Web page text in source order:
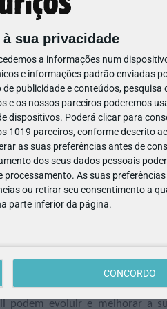
sua privacidade
a informações num
e informações padrão enviadas
publicidade e conteúdos, pesquisa
e os nossos parceiros poderemos
dispositivos. Poderá clicar para
1019 parceiros, conforme descrito
as suas preferências antes de
dos seus dados pessoais
As suas
ou retirar seu consentimento a
parte inferior da página.
CONCORDO
atrasos de desenvolvimento
alterações no padrão
face longa e estreita, palato
característica muito evidente
de sintomas, desde uma
dos sintomas mais comuns
social e depressão.
de tratamento e intervenção
familiar estimulante e
podem evoluir e melhorar a